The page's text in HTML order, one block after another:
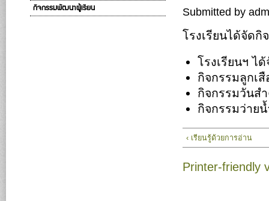
Submitted by
โรงเรียนได้จัด
โรงเรียนฯ ไ
กิจกรรมลูกเ
กิจกรรมวันส
กิจกรรมว่าย
‹ เรียนรู้ด้วยการอ่าน
Printer-friendly
กิจกรรมพัฒนาผู้เรียน